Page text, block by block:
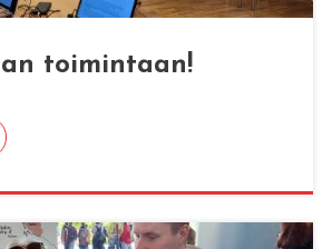
toi­min­taan!